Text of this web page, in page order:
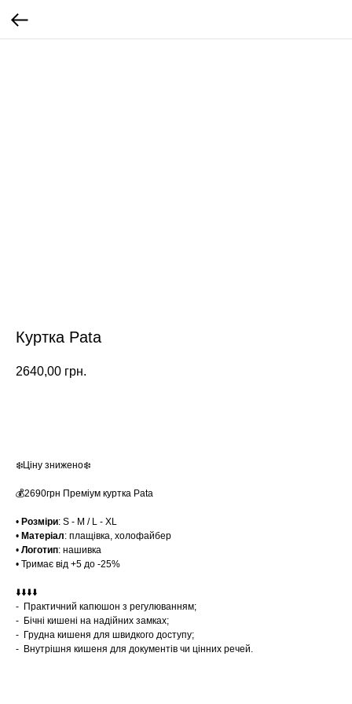
Куртка Pata
2640,00 грн.
❄️Ціну знижено❄️
💰2690грн Преміум куртка Pata
• Розміри: S - М / L - XL
• Матеріал: плащівка, холофайбер
• Логотип: нашивка
• Тримає від +5 до -25%
⬇️⬇️⬇️⬇️
- Практичний капюшон з регулюванням;
- Бічні кишені на надійних замках;
- Грудна кишеня для швидкого доступу;
- Внутрішня кишеня для документів чи цінних речей.